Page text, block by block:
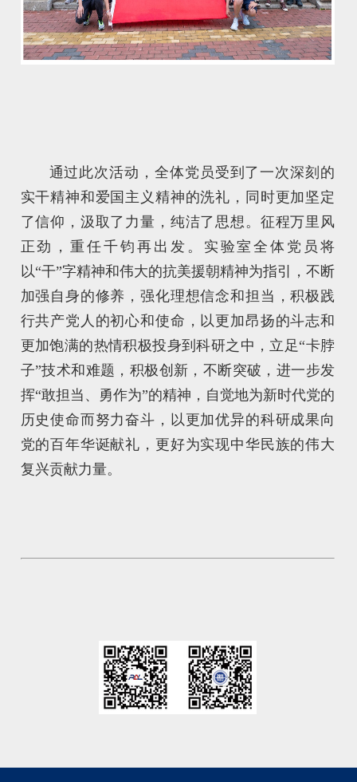
通过此次活动，全体党员受到了一次深刻的
实干精神和爱国主义精神的洗礼，同时更加坚定
了信仰，汲取了力量，纯洁了思想。征程万里风
正劲，重任千钧再出发。实验室全体党员将
以“干”字精神和伟大的抗美援朝精神为指引，不断
加强自身的修养，强化理想信念和担当，积极践
行共产党人的初心和使命，以更加昂扬的斗志和
更加饱满的热情积极投身到科研之中，立足“卡脖
子”技术和难题，积极创新，不断突破，进一步发
挥“敢担当、勇作为”的精神，自觉地为新时代党的
历史使命而努力奋斗，以更加优异的科研成果向
党的百年华诞献礼，更好为实现中华民族的伟大
复兴贡献力量。